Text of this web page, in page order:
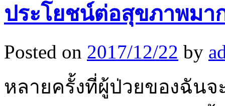
ประโยชน์ต่อสุขภาพมา
Posted on 2017/12/22 by
หลายครั้งที่ผู้ป่วยของฉัน